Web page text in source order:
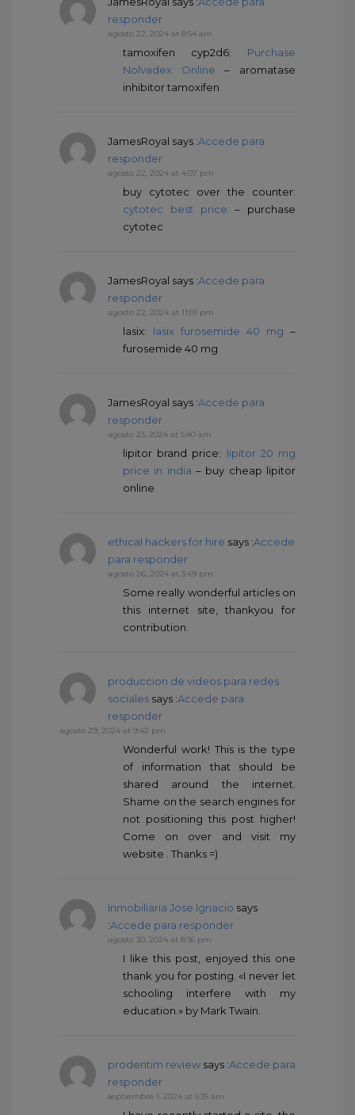
responder
agosto 22, 2024 at 8:54 am
tamoxifen cyp2d6: Purchase
Nolvadex Online – aromatase
inhibitor tamoxifen
JamesRoyal says :Accede para
responder
agosto 22, 2024 at 4:07 pm
buy cytotec over the counter:
cytotec best price – purchase
cytotec
JamesRoyal says :Accede para
responder
agosto 22, 2024 at 11:01 pm
lasix: lasix furosemide 40 mg –
furosemide 40 mg
JamesRoyal says :Accede para
responder
agosto 23, 2024 at 5:40 am
lipitor brand price: lipitor 20 mg
price in india – buy cheap lipitor
online
ethical hackers for hire says :Accede
para responder
agosto 26, 2024 at 3:49 pm
Some really wonderful articles on
this internet site, thankyou for
contribution.
produccion de videos para redes
sociales says :Accede para
responder
agosto 29, 2024 at 9:42 pm
Wonderful work! This is the type
of information that should be
shared around the internet.
Shame on the search engines for
not positioning this post higher!
Come on over and visit my
website . Thanks =)
Inmobiliaria Jose Ignacio says
:Accede para responder
agosto 30, 2024 at 8:16 pm
I like this post, enjoyed this one
thank you for posting. «I never let
schooling interfere with my
education.» by Mark Twain.
prodentim review says :Accede para
responder
septiembre 1, 2024 at 5:35 am